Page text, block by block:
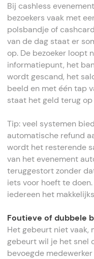
Bij cashless
bezoekers vaak met
polsbandje of
van de dag staat er
op. De bezoeker loopt
informatiepunt, het
wordt gescand, het
beeld en met één tap
staat het geld terug op
Tip: veel systemen
automatische refund
wordt het resterende
van het evenement
teruggestort zonder
iets voor hoeft te
iedereen het
Foutieve of dubbele
Het gebeurt niet vaak,
gebeurt wil je het snel
bevoegde